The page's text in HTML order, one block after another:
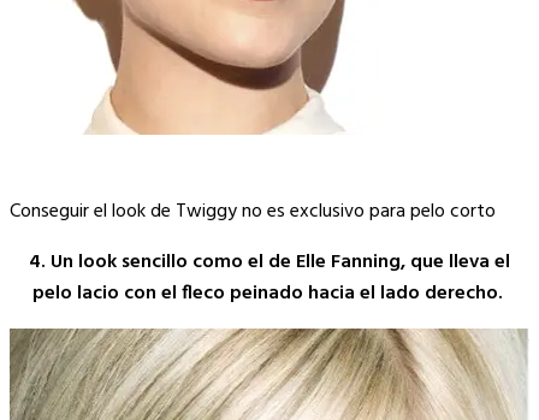
Conseguir el look de Twiggy no es exclusivo para pelo corto
4. Un look sencillo como el de Elle Fanning, que lleva el
pelo lacio con el fleco peinado hacia el lado derecho.